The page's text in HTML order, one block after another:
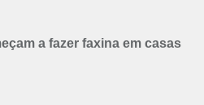
a fazer faxina em casas